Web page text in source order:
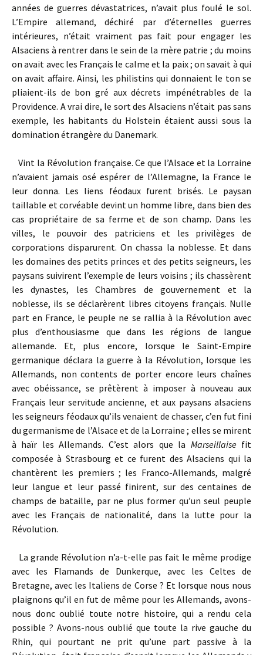
années de guerres dévastatrices, n’avait plus foulé le sol.
L’Empire allemand, déchiré par d’éternelles guerres
intérieures, n’était vraiment pas fait pour engager les
Alsaciens à rentrer dans le sein de la mère patrie ; du moins
on avait avec les Français le calme et la paix ; on savait à qui
on avait affaire. Ainsi, les philistins qui donnaient le ton se
pliaient-ils de bon gré aux décrets impénétrables de la
Providence. A vrai dire, le sort des Alsaciens n’était pas sans
exemple, les habitants du Holstein étaient aussi sous la
domination étrangère du Danemark.
Vint la Révolution française. Ce que l’Alsace et la Lorraine
n’avaient jamais osé espérer de l’Allemagne, la France le
leur donna. Les liens féodaux furent brisés. Le paysan
taillable et corvéable devint un homme libre, dans bien des
cas propriétaire de sa ferme et de son champ. Dans les
villes, le pouvoir des patriciens et les privilèges de
corporations disparurent. On chassa la noblesse. Et dans
les domaines des petits princes et des petits seigneurs, les
paysans suivirent l’exemple de leurs voisins ; ils chassèrent
les dynastes, les Chambres de gouvernement et la
noblesse, ils se déclarèrent libres citoyens français. Nulle
part en France, le peuple ne se rallia à la Révolution avec
plus d’enthousiasme que dans les régions de langue
allemande. Et, plus encore, lorsque le Saint-Empire
germanique déclara la guerre à la Révolution, lorsque les
Allemands, non contents de porter encore leurs chaînes
avec obéissance, se prêtèrent à imposer à nouveau aux
Français leur servitude ancienne, et aux paysans alsaciens
les seigneurs féodaux qu’ils venaient de chasser, c’en fut fini
du germanisme de l’Alsace et de la Lorraine ; elles se mirent
à haïr les Allemands. C’est alors que la Marseillaisefit
composée à Strasbourg et ce furent des Alsaciens qui la
chantèrent les premiers ; les Franco-Allemands, malgré
leur langue et leur passé finirent, sur des centaines de
champs de bataille, par ne plus former qu’un seul peuple
avec les Français de nationalité, dans la lutte pour la
Révolution.
La grande Révolution n’a-t-elle pas fait le même prodige
avec les Flamands de Dunkerque, avec les Celtes de
Bretagne, avec les Italiens de Corse ? Et lorsque nous nous
plaignons qu’il en fut de même pour les Allemands, avons-
nous donc oublié toute notre histoire, qui a rendu cela
possible ? Avons-nous oublié que toute la rive gauche du
Rhin, qui pourtant ne prit qu’une part passive à la